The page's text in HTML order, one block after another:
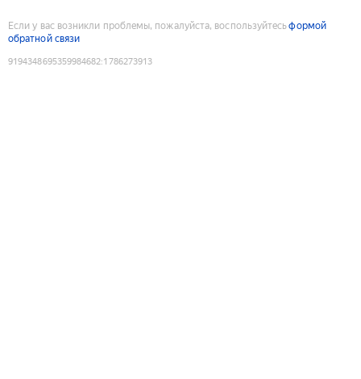
Если у вас возникли проблемы, пожалуйста, воспользуйтесьформой
обратной связи
9194348695359984682:1786273913